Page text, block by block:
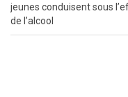
jeunes conduisent sous
de l’alcool